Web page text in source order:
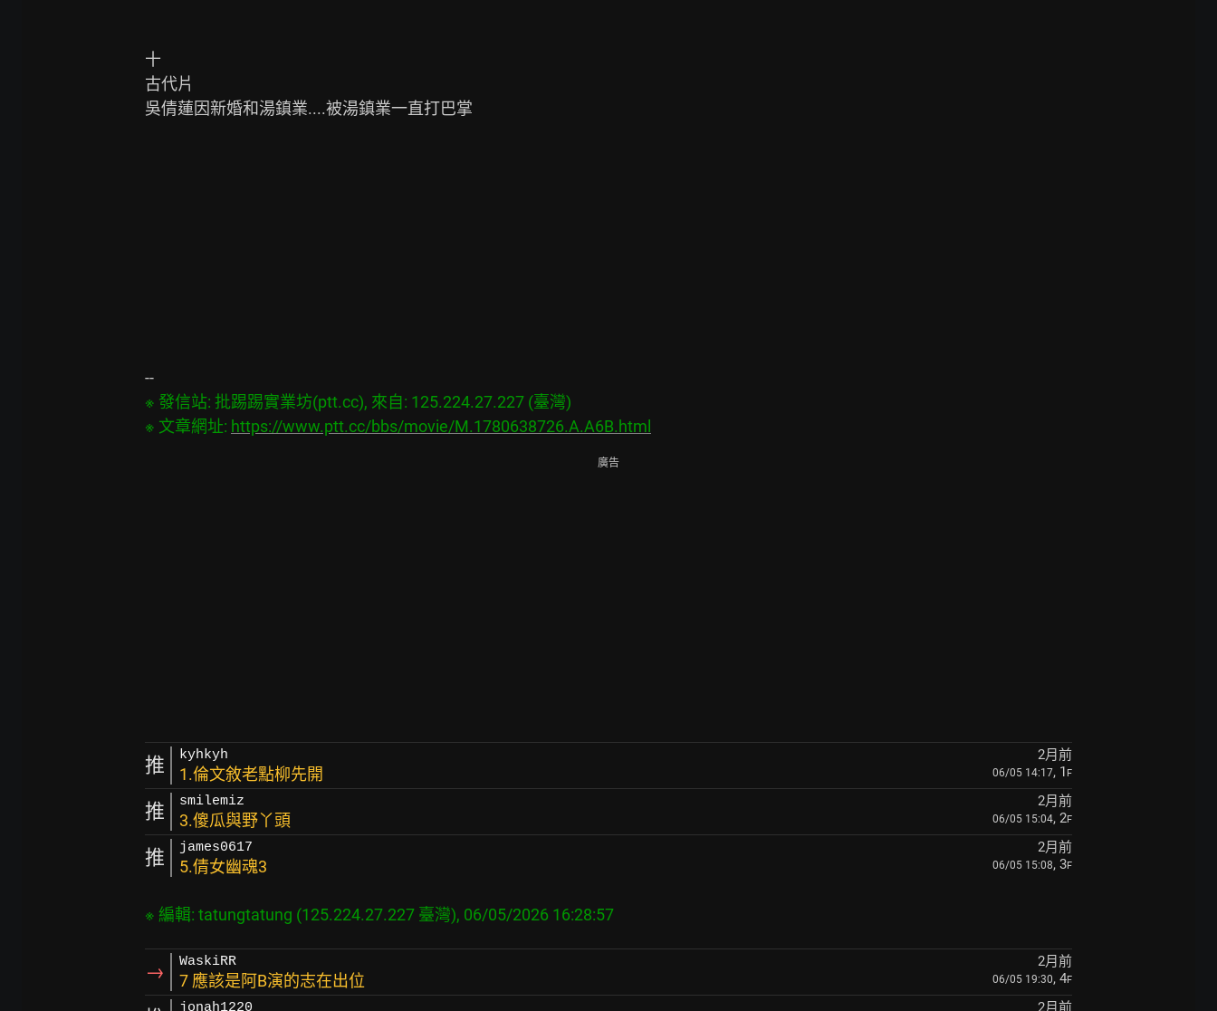
十
古代片
吳倩蓮因新婚和湯鎮業....被湯鎮業一直打巴掌
※ 發信站: 批踢踢實業坊(ptt.cc), 來自: 125.224.27.227 (臺灣)
※ 文章網址: https://www.ptt.cc/bbs/movie/M.1780638726.A.A6B.html
廣告
推 kyhkyh 2月前
1.倫文敘老點柳先開 06/05 14:17, 1 F
推 smilemiz 2月前
3.傻瓜與野丫頭 06/05 15:04, 2F
推 james0617 2月前
5.倩女幽魂3 06/05 15:08, 3F
→ WaskiRR 2月前
7 應該是阿B演的志在出位 06/05 19:30, 4F
jonah1220 2月前